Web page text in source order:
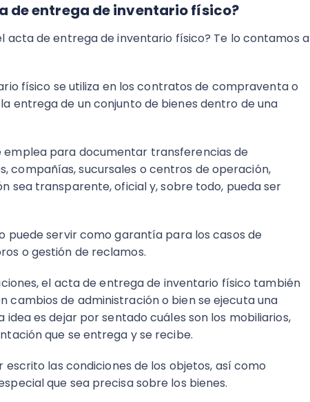
de entrega de inventario físico?
acta de entrega de inventario físico? Te lo contamos a
físico se utiliza en los contratos de compraventa o
entrega de un conjunto de bienes dentro de una
emplea para documentar transferencias de
compañías, sucursales o centros de operación,
sea transparente, oficial y, sobre todo, pueda ser
puede servir como garantía para los casos de
o gestión de reclamos.
el acta de entrega de inventario físico también
cambios de administración o bien se ejecuta una
idea es dejar por sentado cuáles son los mobiliarios,
que se entrega y se recibe.
las condiciones de los objetos, así como
que sea precisa sobre los bienes.